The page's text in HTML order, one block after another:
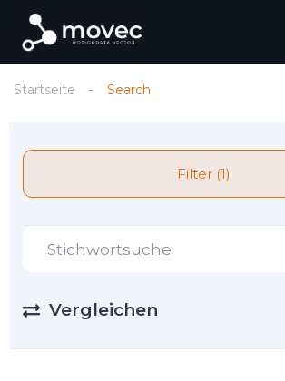
Startseite Search
Filter (1)
Vergleichen